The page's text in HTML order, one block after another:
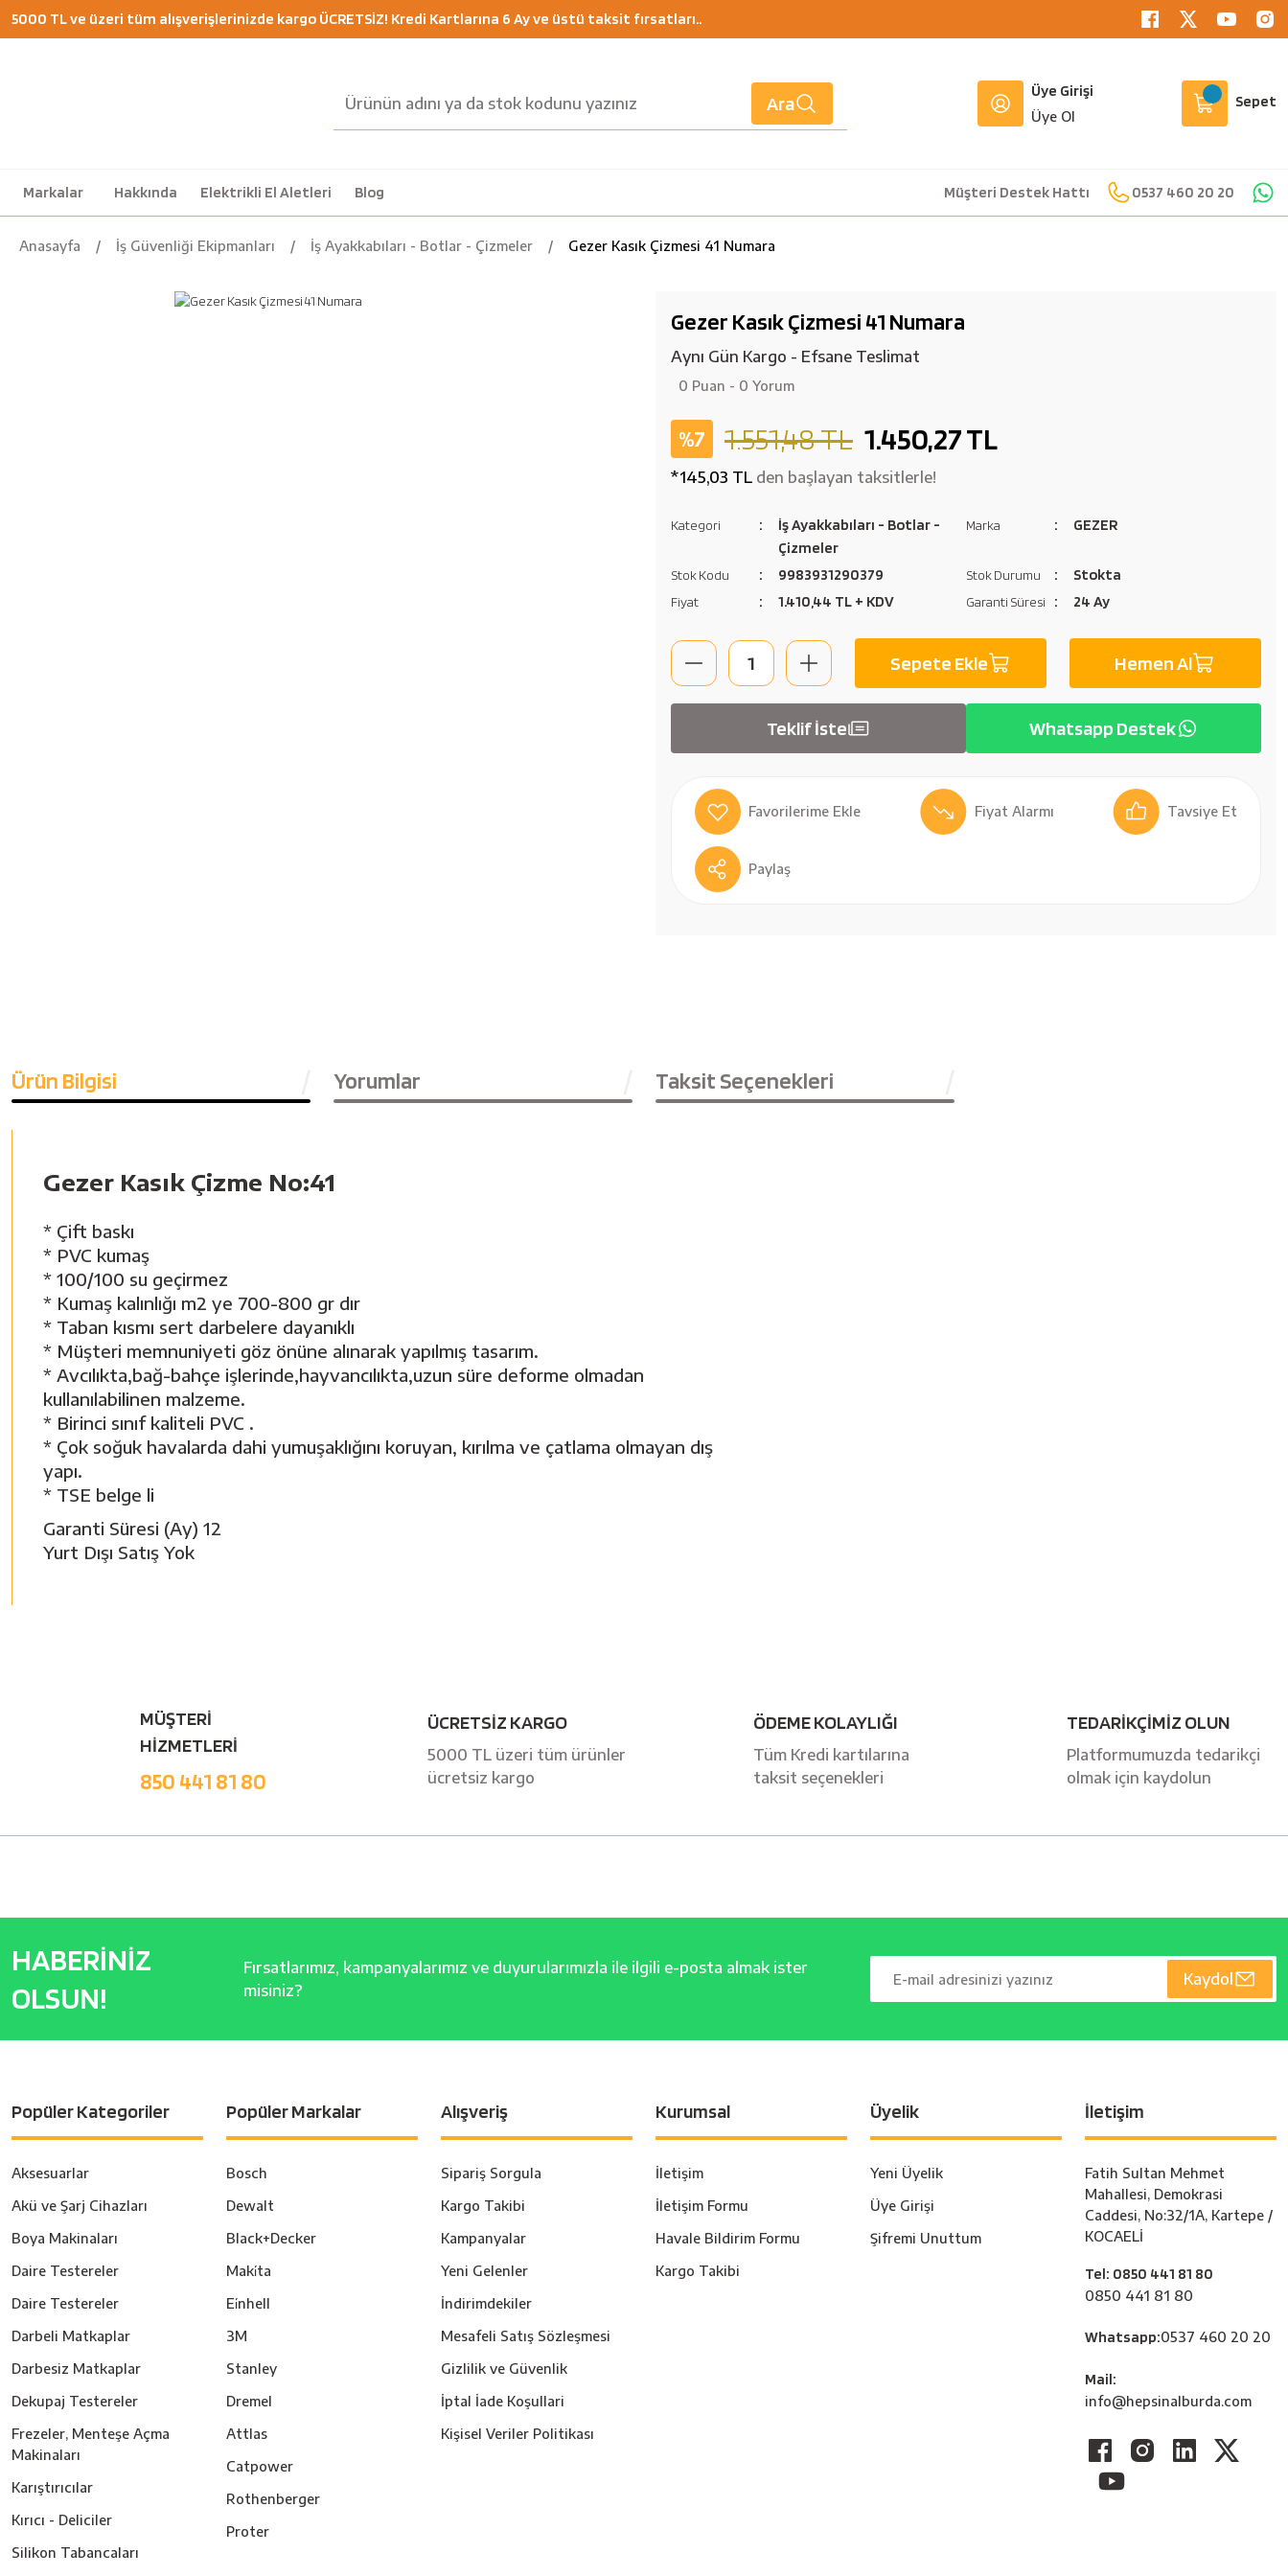
5000 TL ve üzeri tüm alışverişlerinizde kargo ÜCRETSİZ! Kredi Kartlarına 6 Ay ve üstü taksit fırsatları..
Ara
Üye Girişi
Üye Ol
Sepet
Markalar Hakkında Elektrikli El Aletleri Blog Müşteri Destek Hattı 0537 460 20 20
Anasayfa İş Güvenliği Ekipmanları İş Ayakkabıları - Botlar - Çizmeler Gezer Kasık Çizmesi 41 Numara
Gezer Kasık Çizmesi 41 Numara
Aynı Gün Kargo - Efsane Teslimat
0 Puan - 0 Yorum
%7 1.551,48 TL 1.450,27 TL
*145,03 TL den başlayan taksitlerle!
Kategori
İş Ayakkabıları - Botlar -
Çizmeler
Marka GEZER
Stok Kodu 9983931290379 Stok Durumu Stokta
Fiyat 1.410,44 TL + KDV Garanti Süresi 24 Ay
Sepete Ekle Hemen Al
Teklif İste Whatsapp Destek
Fiyat Alarmı Tavsiye Et
Paylaş
Ürün Bilgisi Yorumlar Taksit Seçenekleri
Gezer Kasık Çizme No:41
* Çift baskı
* PVC kumaş
* 100/100 su geçirmez
* Kumaş kalınlığı m2 ye 700-800 gr dır
* Taban kısmı sert darbelere dayanıklı
* Müşteri memnuniyeti göz önüne alınarak yapılmış tasarım.
* Avcılıkta,bağ-bahçe işlerinde,hayvancılıkta,uzun süre deforme olmadan
kullanılabilinen malzeme.
* Birinci sınıf kaliteli PVC .
* Çok soğuk havalarda dahi yumuşaklığını koruyan, kırılma ve çatlama olmayan dış
yapı.
* TSE belge li
Garanti Süresi (Ay) 12
Yurt Dışı Satış Yok
MÜŞTERİ
HİZMETLERİ
850 441 81 80
ÜCRETSİZ KARGO
5000 TL üzeri tüm ürünler
ücretsiz kargo
ÖDEME KOLAYLIĞI
Tüm Kredi kartılarına
taksit seçenekleri
TEDARİKÇİMİZ OLUN
Platformumuzda tedarikçi
olmak için kaydolun
HABERİNİZ
OLSUN!
Fırsatlarımız, kampanyalarımız ve duyurularımızla ile ilgili e-posta almak ister
misiniz?
Kaydol
Popüler Kategoriler
Aksesuarlar
Akü ve Şarj Cihazları
Boya Makinaları
Daire Testereler
Daire Testereler
Darbeli Matkaplar
Darbesiz Matkaplar
Dekupaj Testereler
Frezeler, Menteşe Açma
Makinaları
Karıştırıcılar
Kırıcı - Deliciler
Silikon Tabancaları
Popüler Markalar
Bosch
Dewalt
Black+Decker
Maki̇ta
Ei̇nhell
3M
Stanley
Dremel
Attlas
Catpower
Rothenberger
Proter
Alışveriş
Sipariş Sorgula
Kargo Takibi
Kampanyalar
Yeni Gelenler
İndirimdekiler
Mesafeli Satış Sözleşmesi
Gizlilik ve Güvenlik
İptal İade Koşullari
Kişisel Veriler Politikası
Kurumsal
İletişim
İletişim Formu
Havale Bildirim Formu
Kargo Takibi
Üyelik
Yeni Üyelik
Üye Girişi
Şifremi Unuttum
İletişim
Fatih Sultan Mehmet
Mahallesi, Demokrasi
Caddesi, No:32/1A, Kartepe /
KOCAELİ
Tel: 0850 441 81 80
0850 441 81 80
Whatsapp:0537 460 20 20
Mail:
info@hepsinalburda.com